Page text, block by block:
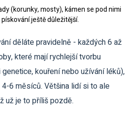
(korunky, mosty), kámen se pod nimi
ještě důležitější.
děláte pravidelně - každých 6 až
které mají rychlejší tvorbu
kouření nebo užívání léků),
6 měsíců. Většina lidí si to ale
už je to příliš pozdě.